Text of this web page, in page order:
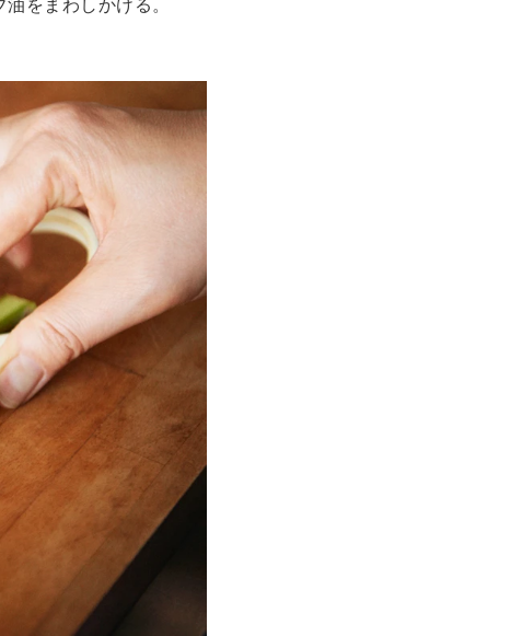
をまわしかける。